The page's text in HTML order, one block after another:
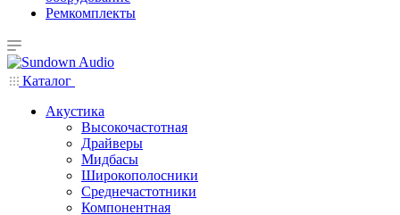
Ремкомплекты
Каталог
Акустика
Высокочастотная
Драйверы
Мидбасы
Широкополосники
Среднечастотники
Компонентная